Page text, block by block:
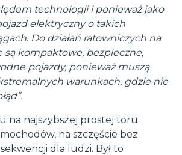
technologii i ponieważ jako
elektryczny o takich
. Do działań ratowniczych na
są kompaktowe, bezpieczne,
pojazdy, ponieważ muszą
warunkach, gdzie nie
na najszybszej prostej toru
na szczęście bez
dla ludzi. Był to